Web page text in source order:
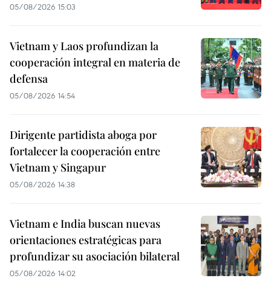
05/08/2026 15:03
Vietnam y Laos profundizan la
cooperación integral en materia de
defensa
05/08/2026 14:54
Dirigente partidista aboga por
fortalecer la cooperación entre
Vietnam y Singapur
05/08/2026 14:38
Vietnam e India buscan nuevas
orientaciones estratégicas para
profundizar su asociación bilateral
05/08/2026 14:02